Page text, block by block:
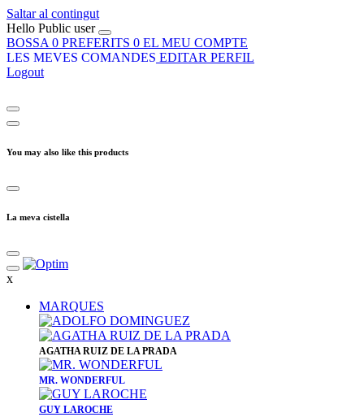
Saltar al contingut
Hello Public user
BOSSA 0 PREFERITS 0 EL MEU COMPTE
LES MEVES COMANDES EDITAR PERFIL
Logout
You may also like this products
La meva cistella
x
MARQUES
​AGATHA RUIZ DE LA PRADA
​MR. WONDERFUL
GUY LAROCHE